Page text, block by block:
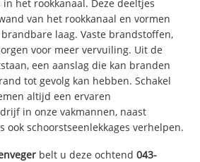
het rookkanaal. Deze deeltjes
van het rookkanaal en vormen
laag. Vaste brandstoffen,
voor meer vervuiling. Uit de
een aanslag die kan branden
tot gevolg kan hebben. Schakel
altijd een ervaren
in onze vakmannen, naast
ook schoorstseenlekkages verhelpen.
belt u deze ochtend043-